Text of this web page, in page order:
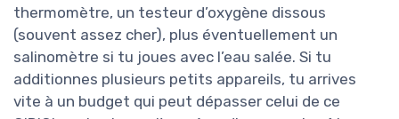
thermomètre, un testeur d’oxygène dissous
(souvent assez cher), plus éventuellement un
salinomètre si tu joues avec l’eau salée. Si tu
additionnes plusieurs petits appareils, tu arrives
vite à un budget qui peut dépasser celui de ce